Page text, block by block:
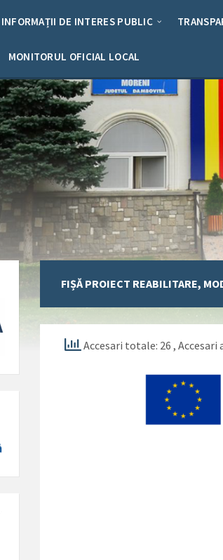
INFORMAȚII DE INTERES PUBLIC
MONITORUL OFICIAL LOCAL
FIȘĂ PROIECT REABILITARE,
Accesari totale: 26, Accesari